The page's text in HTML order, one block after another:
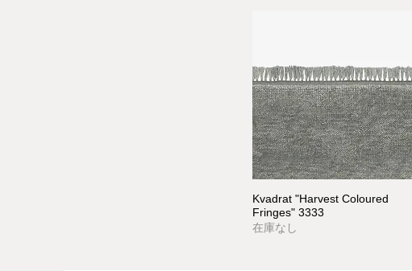
Kvadrat "Harvest Coloured
Fringes" 3333
在庫なし